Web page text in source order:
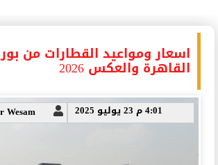
اسعار ومواعيد القطارات من
القاهرة والعكس 2026
4:01 م 23 يوليو 2025 Wesam